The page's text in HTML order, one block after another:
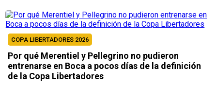
COPA LIBERTADORES 2026
Por qué Merentiel y Pellegrino no pudieron
entrenarse en Boca a pocos días de la definición
de la Copa Libertadores